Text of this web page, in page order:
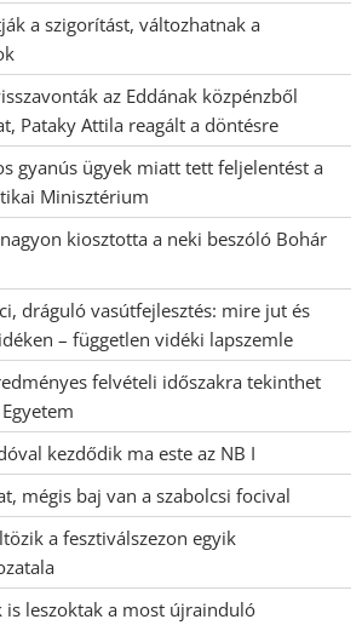
a szigorítást, változhatnak a
az Eddának közpénzből
Pataky Attila reagált a döntésre
gyanús ügyek miatt tett feljelentést a
Minisztérium
kiosztotta a neki beszóló Bohár
dráguló vasútfejlesztés: mire jut és
– független vidéki lapszemle
felvételi időszakra tekinthet
kezdődik ma este az NB I
mégis baj van a szabolcsi focival
a fesztiválszezon egyik
is leszoktak a most újrainduló